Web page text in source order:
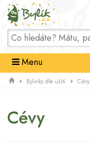
Domů
Menu
Bylinky dle užití Cévy
Cévy